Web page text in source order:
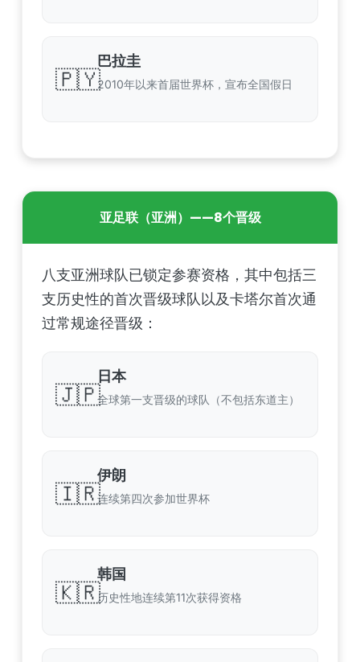
🇵🇾
巴拉圭
2010年以来首届世界杯，宣布全国假日
亚足联（亚洲）——8个晋级
八支亚洲球队已锁定参赛资格，其中包括三
支历史性的首次晋级球队以及卡塔尔首次通
过常规途径晋级：
🇯🇵
日本
全球第一支晋级的球队（不包括东道主）
🇮🇷
伊朗
连续第四次参加世界杯
🇰🇷
韩国
历史性地连续第11次获得资格